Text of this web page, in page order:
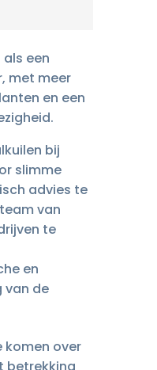
een
met meer
en een
bij
slimme
advies te
van
te
en
van de
komen over